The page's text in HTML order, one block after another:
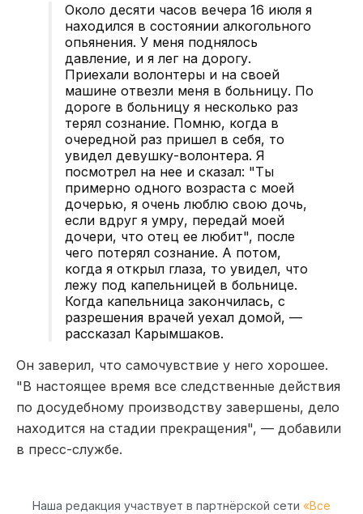
Около десяти часов вечера 16 июля я
находился в состоянии алкогольного
опьянения. У меня поднялось
давление, и я лег на дорогу.
Приехали волонтеры и на своей
машине отвезли меня в больницу. По
дороге в больницу я несколько раз
терял сознание. Помню, когда в
очередной раз пришел в себя, то
увидел девушку-волонтера. Я
посмотрел на нее и сказал: "Ты
примерно одного возраста с моей
дочерью, я очень люблю свою дочь,
если вдруг я умру, передай моей
дочери, что отец ее любит", после
чего потерял сознание. А потом,
когда я открыл глаза, то увидел, что
лежу под капельницей в больнице.
Когда капельница закончилась, с
разрешения врачей уехал домой, —
рассказал Карымшаков.
Он заверил, что самочувствие у него хорошее.
"В настоящее время все следственные действия
по досудебному производству завершены, дело
находится на стадии прекращения", — добавили
в пресс-службе.
Наша редакция участвует в партнёрской сети «Все